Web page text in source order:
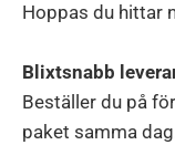
Hoppas du hittar
Blixtsnabb
Beställer du på
paket samma